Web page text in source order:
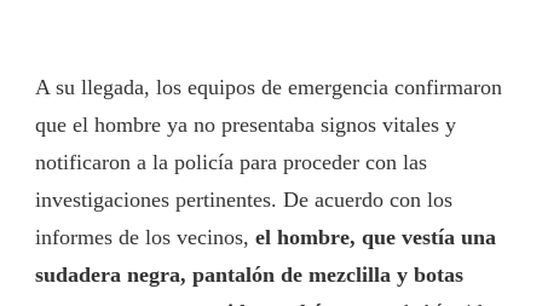
A su llegada, los equipos de emergencia confirmaron
que el hombre ya no presentaba signos vitales y
notificaron a la policía para proceder con las
investigaciones pertinentes. De acuerdo con los
informes de los vecinos, el hombre, que vestía una
sudadera negra, pantalón de mezclilla y botas